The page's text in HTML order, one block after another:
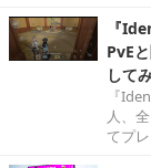
『
PvE
して
『
人、
てプ